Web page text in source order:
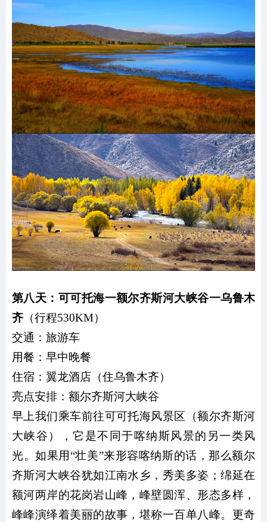
第八天：可可托海一额尔齐斯河大峡谷一乌鲁木
齐 （行程530KM）
交通： 旅游车
用餐： 早中晚餐
住宿：翼龙酒店（住乌鲁木齐）
亮点安排：额尔齐斯河大峡谷
早上我们乘车前往可可托海风景区（额尔齐斯河
大峡谷），它是不同于喀纳斯风景的另一类风
光。如果用“壮美”来形容喀纳斯的话，那么额尔
齐斯河大峡谷犹如江南水乡，秀美多姿；绵延在
额河两岸的花岗岩山峰，峰壁圆浑、形态多样，
峰峰演绎着美丽的故事，堪称一百单八峰。更奇